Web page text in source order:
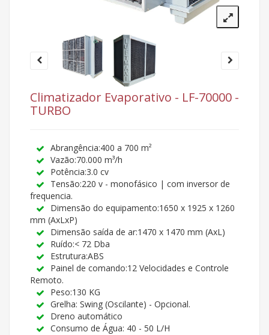
Climatizador Evaporativo - LF-70000 -
TURBO
Abrangência:400 a 700 m²
Vazão:70.000 m³/h
Potência:3.0 cv
Tensão:220 v - monofásico | com inversor de
frequencia.
Dimensão do equipamento:1650 x 1925 x 1260
mm (AxLxP)
Dimensão saída de ar:1470 x 1470 mm (AxL)
Ruído:< 72 Dba
Estrutura:ABS
Painel de comando:12 Velocidades e Controle
Remoto.
Peso:130 KG
Grelha: Swing (Oscilante) - Opcional.
Dreno automático
Consumo de Água: 40 - 50 L/H